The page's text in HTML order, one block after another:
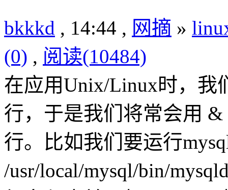
bkkkd , 14:44 , 网摘 »
(0) , 阅读(10484)
在应用Unix/Linux时，我
行，于是我们将常会用
行。比如我们要运行
/usr/local/mysql/bin/